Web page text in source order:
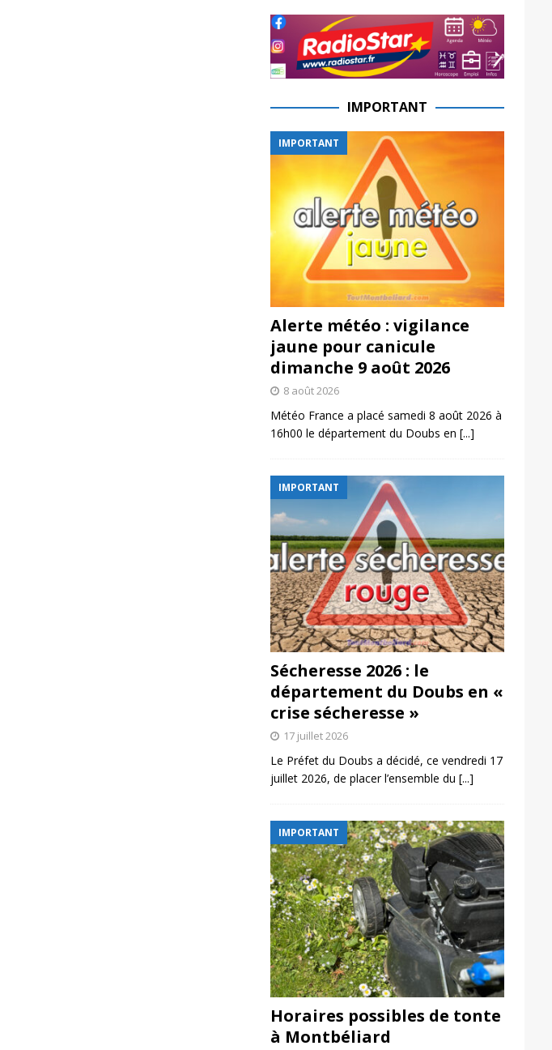
IMPORTANT
IMPORTANT
Alerte météo : vigilance
jaune pour canicule
dimanche 9 août 2026
8 août 2026
Météo France a placé samedi 8 août 2026 à
16h00 le département du Doubs en [...]
IMPORTANT
Sécheresse 2026 : le
département du Doubs en «
crise sécheresse »
17 juillet 2026
Le Préfet du Doubs a décidé, ce vendredi 17
juillet 2026, de placer l’ensemble du [...]
IMPORTANT
Horaires possibles de tonte
à Montbéliard